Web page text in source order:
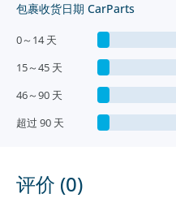
包裹收货日期 CarParts
0～14 天
15～45 天
46～90 天
超过 90 天
评价 (0)